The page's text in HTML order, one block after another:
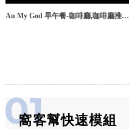
Au My God 早午餐-咖啡廳,咖啡廳推薦,
窩客幫快速模組